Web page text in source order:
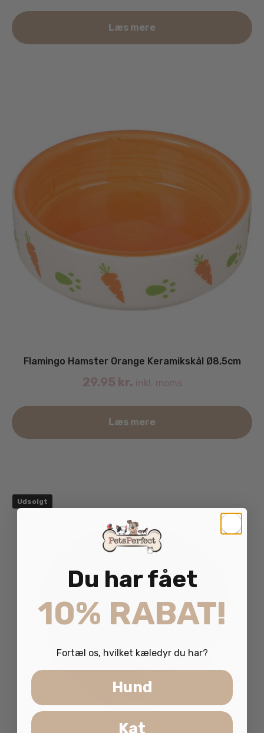
Læs mere
Flamingo Hamster Orange Keramikskål Ø8,5cm
29.95 kr. inkl. moms
Læs mere
Udsolgt
Du har fået
10% RABAT!
Fortæl os, hvilket kæledyr du har?
Hund
Kat